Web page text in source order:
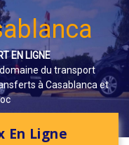
EN LIGNE
du transport
à Casablanca et
En Ligne